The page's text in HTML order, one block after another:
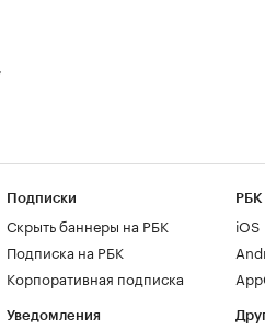
Подписки
Скрыть баннеры на РБК
Подписка на РБК
Корпоративная подписка
Уведомления
РБК
iOS